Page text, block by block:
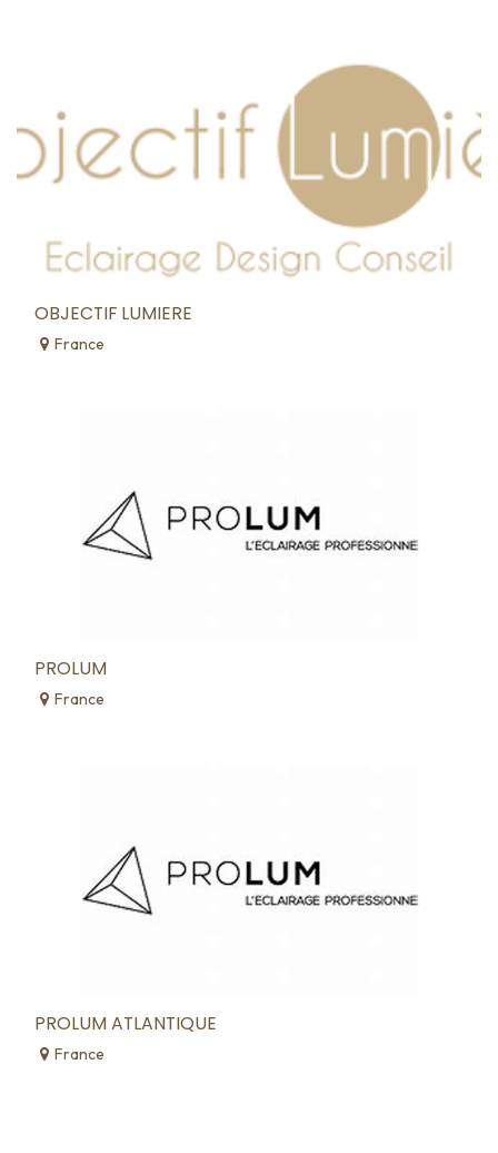
OBJECTIF LUMIERE
France
PROLUM
France
PROLUM ATLANTIQUE
France